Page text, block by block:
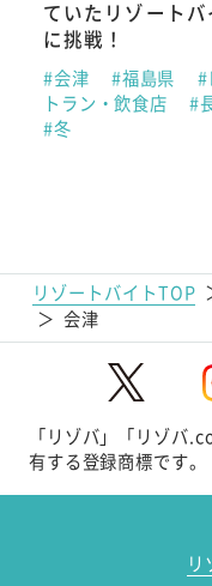
ていたリゾートバ
に挑戦！
#会津 #福島県
#
トラン・飲食店
#
#冬
リゾートバイトTOP
＞ 会津
「リゾバ」「リゾバ
有する登録商標です。